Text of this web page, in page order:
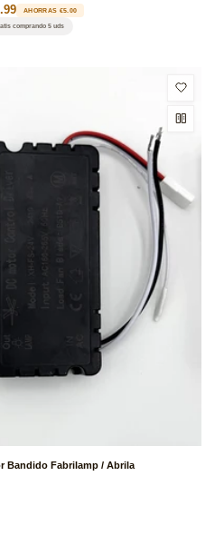
AHORRAS €5.00
comprando 5 uds
Bandido Fabrilamp / Abrila